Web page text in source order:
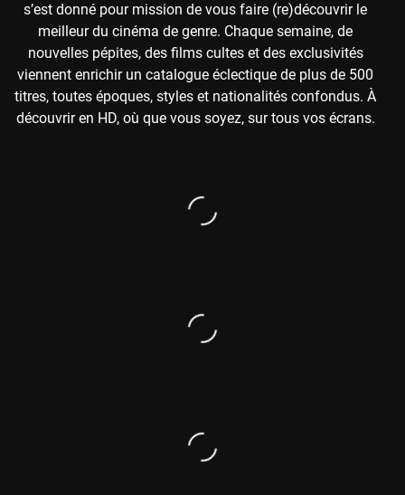
s’est donné pour mission de vous faire (re)découvrir le
meilleur du cinéma de genre. Chaque semaine, de
nouvelles pépites, des films cultes et des exclusivités
viennent enrichir un catalogue éclectique de plus de 500
titres, toutes époques, styles et nationalités confondus. À
découvrir en HD, où que vous soyez, sur tous vos écrans.